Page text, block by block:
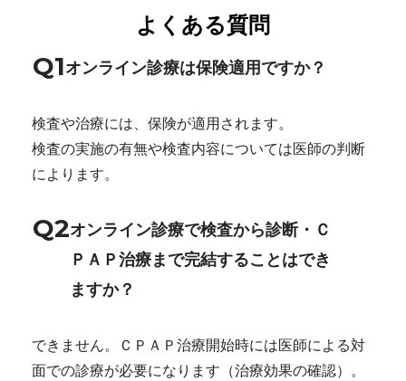
よくある質問
Q1オンライン診療は保険適用ですか？
検査や治療には、保険が適用されます。
検査の実施の有無や検査内容については医師の判断
によります。
Q2オンライン診療で検査から診断・Ｃ
ＰＡＰ治療まで完結することはでき
ますか？
できません。ＣＰＡＰ治療開始時には医師による対
面での診療が必要になります（治療効果の確認）。